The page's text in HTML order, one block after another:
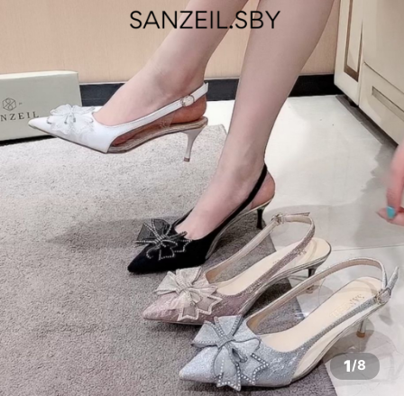
1/8